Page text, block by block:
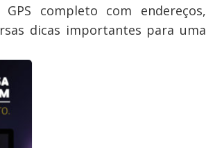
completo com endereços,
dicas importantes para uma